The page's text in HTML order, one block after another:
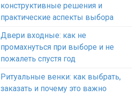
конструктивные решения и
практические аспекты выбора
Двери входные: как не
промахнуться при выборе и не
пожалеть спустя год
Ритуальные венки: как выбрать,
заказать и почему это важно